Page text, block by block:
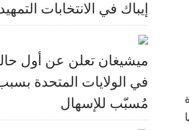
إيباك في الانتخابات
ميشيغان تعلن عن أول
في الولايات المتحدة
مُسبّب للإسهال